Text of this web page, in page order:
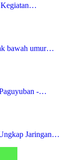
Kegiatan…
bawah umur…
-…
Jaringan…